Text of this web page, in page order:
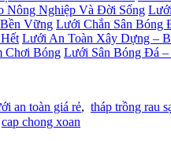
Lưới Chắn Sân Bóng
Lưới An Toàn Xây Dựng –
Lưới Sân Bóng Đá
an toàn giá rẻ, tháp trồng rau
cap chong xoan